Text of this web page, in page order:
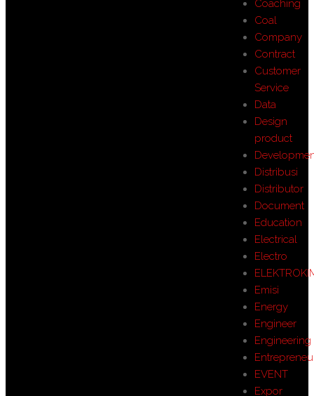
Coaching
Coal
Company
Contract
Customer
Service
Data
Design
product
Distribusi
Distributor
Document
Education
Electrical
Electro
Emisi
Energy
Engineer
Engineering
EVENT
Expor